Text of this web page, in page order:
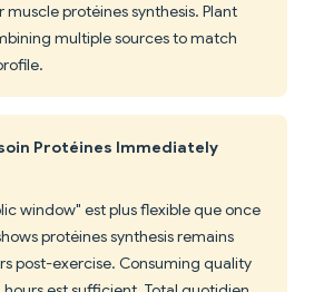
protéines synthesis. Plant
multiple sources to match
Protéines Immediately
window" est plus flexible que once
protéines synthesis remains
post-exercise. Consuming quality